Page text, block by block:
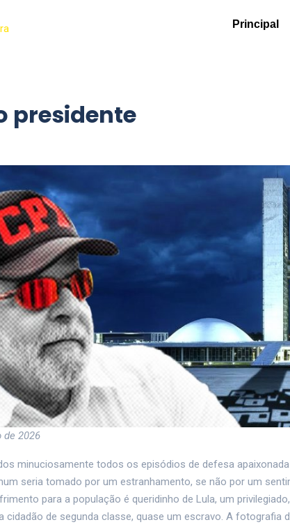
Principal
presidente
de 2026
minuciosamente todos os episódios de defesa
seria tomado por um estranhamento, se não por um
para a população é queridinho de Lula, um
cidadão de segunda classe, quase um escravo. A